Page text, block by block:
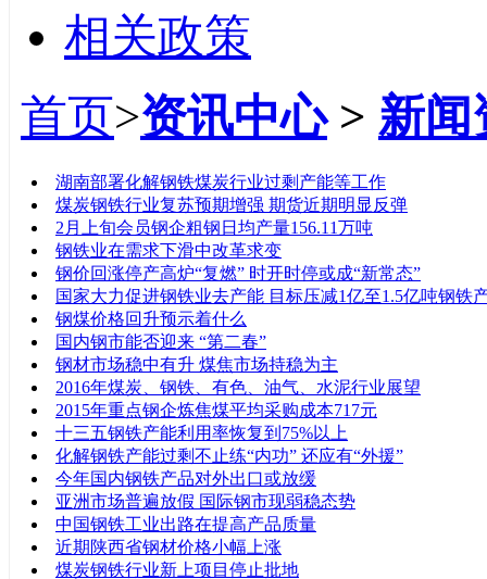
相关政策
首页>资讯中心> 新闻
湖南部署化解钢铁煤炭行业过剩产能等工作
煤炭钢铁行业复苏预期增强 期货近期明显反弹
2月上旬会员钢企粗钢日均产量156.11万吨
钢铁业在需求下滑中改革求变
钢价回涨停产高炉“复燃” 时开时停或成“新常态”
国家大力促进钢铁业去产能 目标压减1亿至1.5亿吨钢铁
钢煤价格回升预示着什么
国内钢市能否迎来 “第二春”
钢材市场稳中有升 煤焦市场持稳为主
2016年煤炭、钢铁、有色、油气、水泥行业展望
2015年重点钢企炼焦煤平均采购成本717元
十三五钢铁产能利用率恢复到75%以上
化解钢铁产能过剩不止练“内功” 还应有“外援”
今年国内钢铁产品对外出口或放缓
亚洲市场普遍放假 国际钢市现弱稳态势
中国钢铁工业出路在提高产品质量
近期陕西省钢材价格小幅上涨
煤炭钢铁行业新上项目停止批地